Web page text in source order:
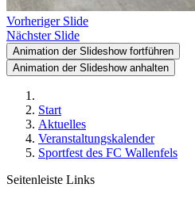
Vorheriger Slide
Nächster Slide
Animation der Slideshow fortführen
Animation der Slideshow anhalten
Start
Aktuelles
Veranstaltungskalender
Sportfest des FC Wallenfels
Seitenleiste Links